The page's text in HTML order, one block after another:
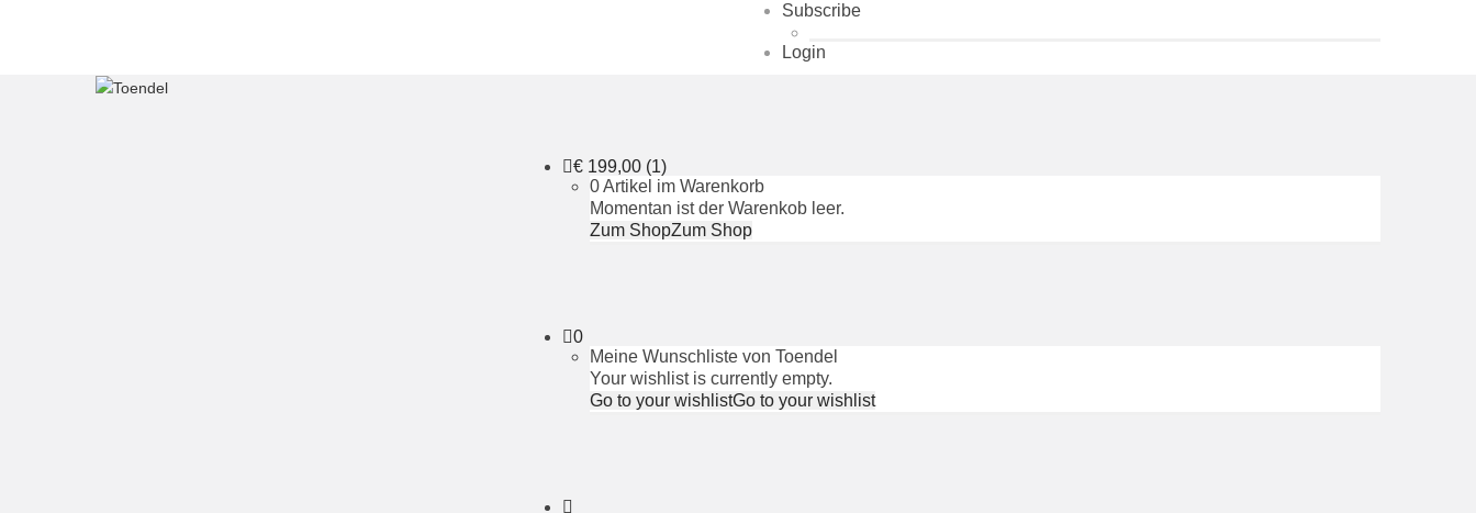
Subscribe
Login
€ 199,00 (1)
0 Artikel im Warenkorb
Momentan ist der Warenkob leer.
Zum ShopZum Shop
0
Meine Wunschliste von Toendel
Your wishlist is currently empty.
Go to your wishlistGo to your wishlist